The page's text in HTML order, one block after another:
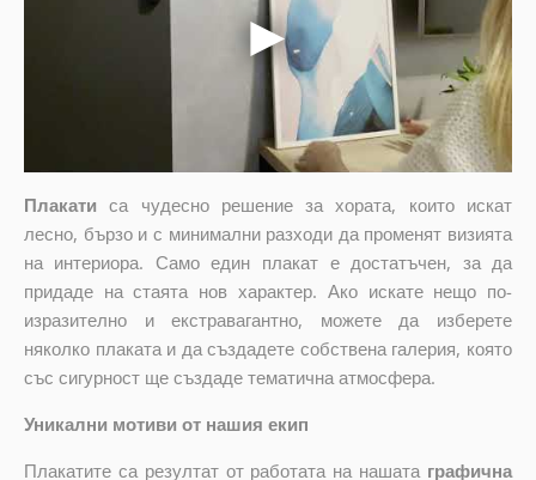
Плакати са чудесно решение за хората, които искат
лесно, бързо и с минимални разходи да променят визията
на интериора. Само един плакат е достатъчен, за да
придаде на стаята нов характер. Ако искате нещо по-
изразително и екстравагантно, можете да изберете
няколко плаката и да създадете собствена галерия, която
със сигурност ще създаде тематична атмосфера.
Уникални мотиви от нашия екип
Плакатите са резултат от работата на нашата графична